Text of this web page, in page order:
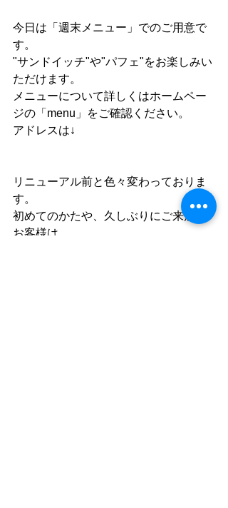
今日は「週末メニュー」でのご用意で
す。
"サンドイッチ"や"パフェ"をお楽しみい
ただけます。
メニューについて詳しくはホームペー
ジの「menu」をご確認ください。
アドレスは↓
リニューアル前と色々変わっておりま
す。
初めてのかたや、久しぶりにご来店の
お客様は